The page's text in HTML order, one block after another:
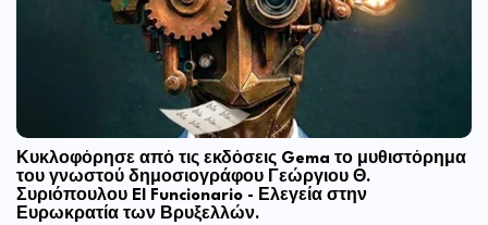
Κυκλοφόρησε από τις εκδόσεις Gema το μυθιστόρημα
του γνωστού δημοσιογράφου Γεώργιου Θ.
Συριόπουλου El Funcionario - Ελεγεία στην
Ευρωκρατία των Βρυξελλών.